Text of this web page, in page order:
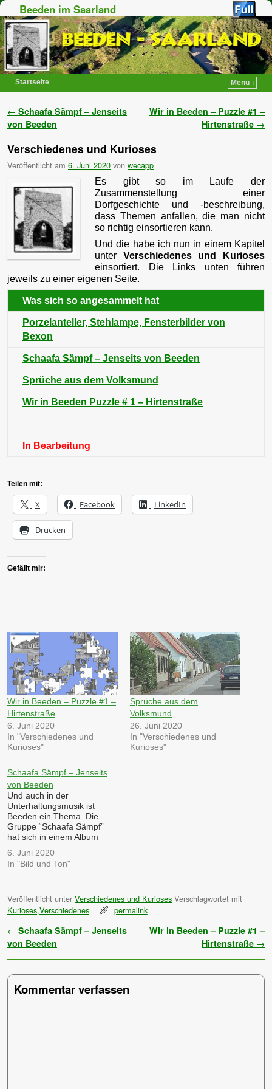
Beeden im Saarland
Startseite
Menü ↓
Artikelnavigation
← Schaafa Sämpf – Jenseits
von Beeden
Wir in Beeden – Puzzle #1 –
Hirtenstraße →
Verschiedenes und Kurioses
Veröffentlicht am 6. Juni 2020 von wecapp
Es gibt so im Laufe der
Zusammenstellung einer
Dorfgeschichte und -beschreibung,
dass Themen anfallen, die man nicht
so richtig einsortieren kann.
Und die habe ich nun in einem Kapitel
unter Verschiedenes und Kurioses
einsortiert. Die Links unten führen
jeweils zu einer eigenen Seite.
Was sich so angesammelt hat
Porzelanteller, Stehlampe, Fensterbilder von
Bexon
Schaafa Sämpf – Jenseits von Beeden
Sprüche aus dem Volksmund
Wir in Beeden Puzzle # 1 – Hirtenstraße
In Bearbeitung
Teilen mit:
X Facebook LinkedIn
Drucken
Gefällt mir:
Wir in Beeden – Puzzle #1 –
Hirtenstraße
6. Juni 2020
In "Verschiedenes und
Kurioses"
Sprüche aus dem
Volksmund
26. Juni 2020
In "Verschiedenes und
Kurioses"
Schaafa Sämpf – Jenseits
von Beeden
Und auch in der
Unterhaltungsmusik ist
Beeden ein Thema. Die
Gruppe “Schaafa Sämpf”
hat sich in einem Album
auch mit Beeden befasst.
Hören Sie mal hinein: Und
hier noch der Text: Wenn
jenseits von Beeden. Wenn
jeder Auto fährt wie…
6. Juni 2020
In "Bild und Ton"
Veröffentlicht unter Verschiedenes und Kurioses Verschlagwortet mit
Kurioses,Verschiedenes permalink
Artikelnavigation
← Schaafa Sämpf – Jenseits
von Beeden
Wir in Beeden – Puzzle #1 –
Hirtenstraße →
Kommentar verfassen